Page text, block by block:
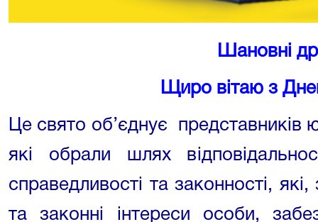
Шановні
Щиро вітаю з
Це свято об’єднує представників
які обрали шлях
справедливості та законності,
та законні інтереси особи,